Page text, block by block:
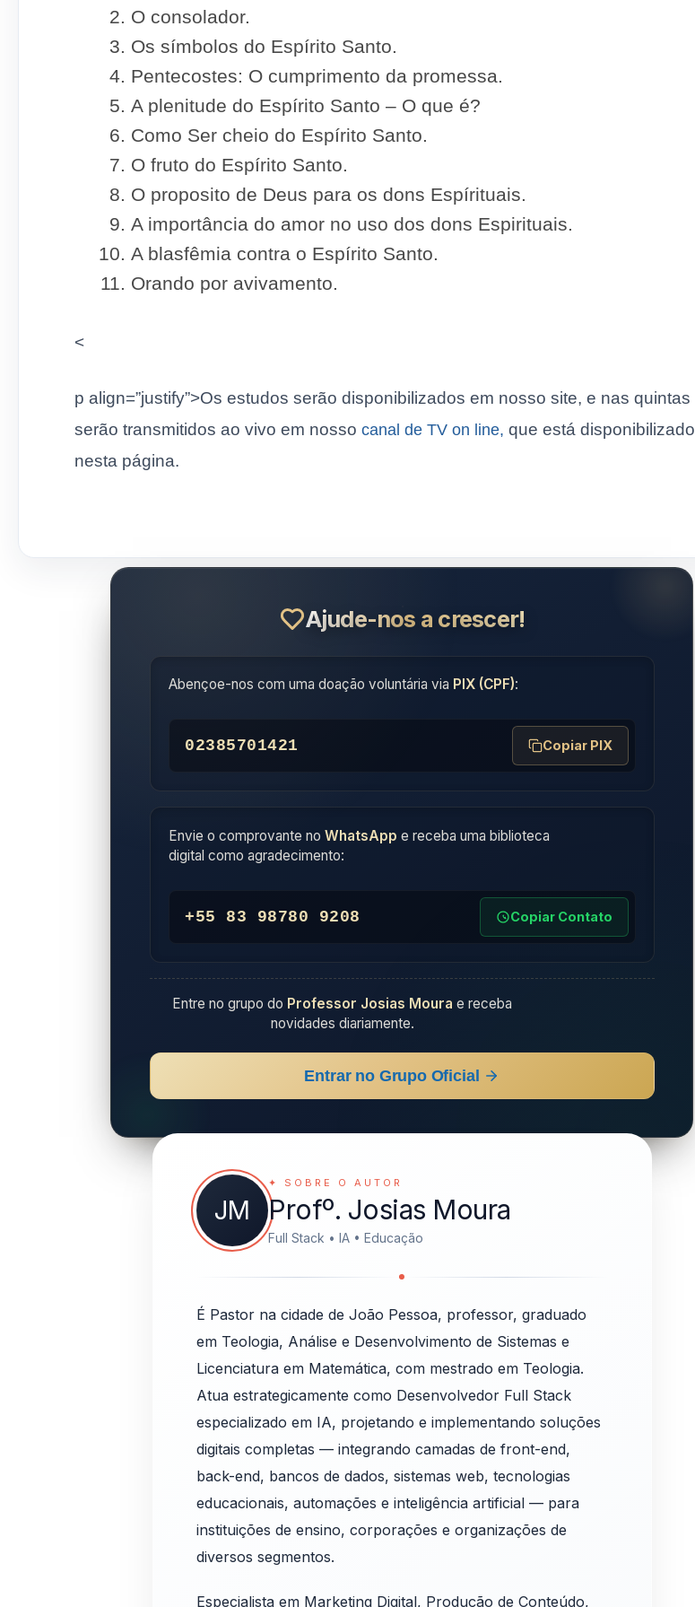
O consolador.
Os símbolos do Espírito Santo.
Pentecostes: O cumprimento da promessa.
A plenitude do Espírito Santo – O que é?
Como Ser cheio do Espírito Santo.
O fruto do Espírito Santo.
O proposito de Deus para os dons Espírituais.
A importância do amor no uso dos dons Espirituais.
A blasfêmia contra o Espírito Santo.
Orando por avivamento.
<
p align=”justify”>Os estudos serão disponibilizados em nosso site, e nas quintas
serão transmitidos ao vivo em nosso canal de TV on line, que está disponibilizado
nesta página.
Ajude-nos a crescer!
Abençoe-nos com uma doação voluntária via PIX (CPF):
02385701421 Copiar PIX
Envie o comprovante noWhatsApp e receba uma biblioteca
digital como agradecimento:
+55 83 98780 9208 Copiar Contato
Entre no grupo do Professor Josias Moura e receba
novidades diariamente.
Entrar no Grupo Oficial
JM
✦ SOBRE O AUTOR
Profº. Josias Moura
Full Stack • IA • Educação
É Pastor na cidade de João Pessoa, professor, graduado
em Teologia, Análise e Desenvolvimento de Sistemas e
Licenciatura em Matemática, com mestrado em Teologia.
Atua estrategicamente como Desenvolvedor Full Stack
especializado em IA, projetando e implementando soluções
digitais completas — integrando camadas de front-end,
back-end, bancos de dados, sistemas web, tecnologias
educacionais, automações e inteligência artificial — para
instituições de ensino, corporações e organizações de
diversos segmentos.
Especialista em Marketing Digital, Produção de Conteúdo,